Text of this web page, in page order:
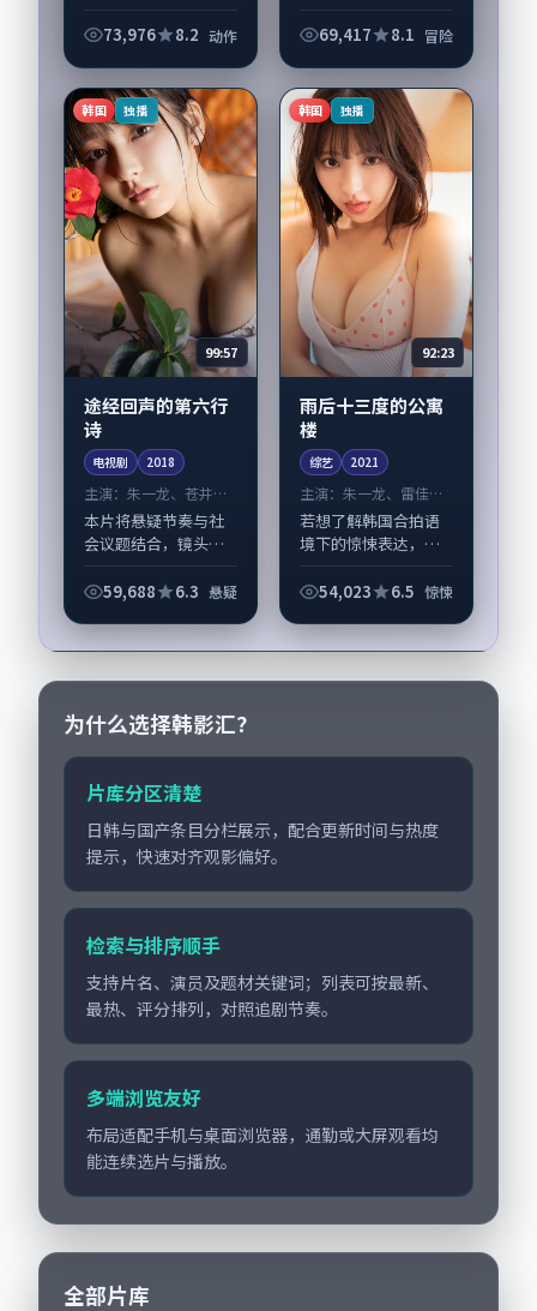
《写给河堤的第六行
主线；取景与声音设
计凸显日本城市质
感，...
73,976 8.2 动作
冒险张力，孙俪、章
期主要在韩国完成制
作协同，2024-...
69,417 8.1 冒险
韩国 独播
99:57
途经回声的第六行
诗
电视剧 2018
主演： 朱一龙、苍井优
等
本片将悬疑节奏与社
会议题结合，镜头语
《途经回声的第六行
舵，朱一龙、苍井优
担纲主线；取景与声
音设计凸显韩国城市
59,688 6.3 悬疑
韩国 独播
92:23
雨后十三度的公寓
楼
综艺 2021
主演：朱一龙、雷佳音
等
若想了解韩国合拍语
境下的惊悚表达，
楼》值得关注：剧情
细节的咬合，朱一
龙、雷佳音与配角群
戏并重。影片2021
54,023 6.5 惊悚
为什么选择韩影汇？
片库分区清楚
日韩与国产条目分栏展示，配合更新时间与热度
提示，快速对齐观影偏好。
检索与排序顺手
支持片名、演员及题材关键词；列表可按最新、
最热、评分排列，对照追剧节奏。
多端浏览友好
布局适配手机与桌面浏览器，通勤或大屏观看均
能连续选片与播放。
全部片库